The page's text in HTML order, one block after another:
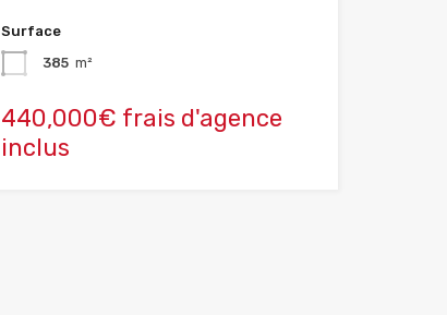
Surface
385 m²
440,000€ frais d'agence
inclus